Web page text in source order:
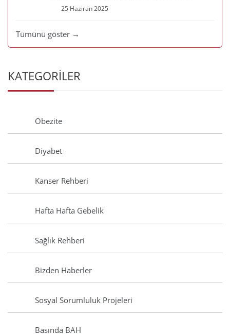
25 Haziran 2025
Tümünü göster →
KATEGORİLER
Obezite
Diyabet
Kanser Rehberi
Hafta Hafta Gebelik
Sağlık Rehberi
Bizden Haberler
Sosyal Sorumluluk Projeleri
Basında BAH